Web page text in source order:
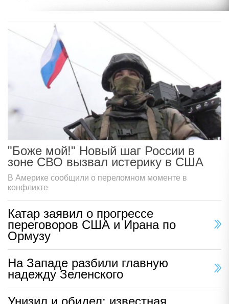
"Боже мой!" Новый шаг России в
зоне СВО вызвал истерику в США
В Америке сообщили о переломном моменте в
конфликте
Катар заявил о прогрессе
переговоров США и Ирана по
Ормузу
На Западе разбили главную
надежду Зеленского
Унизил и обидел: известная